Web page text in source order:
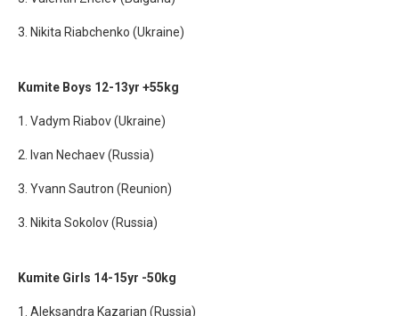
3. Nikita Riabchenko (Ukraine)
Kumite Boys 12-13yr +55kg
1. Vadym Riabov (Ukraine)
2. Ivan Nechaev (Russia)
3. Yvann Sautron (Reunion)
3. Nikita Sokolov (Russia)
Kumite Girls 14-15yr -50kg
1. Aleksandra Kazarian (Russia)